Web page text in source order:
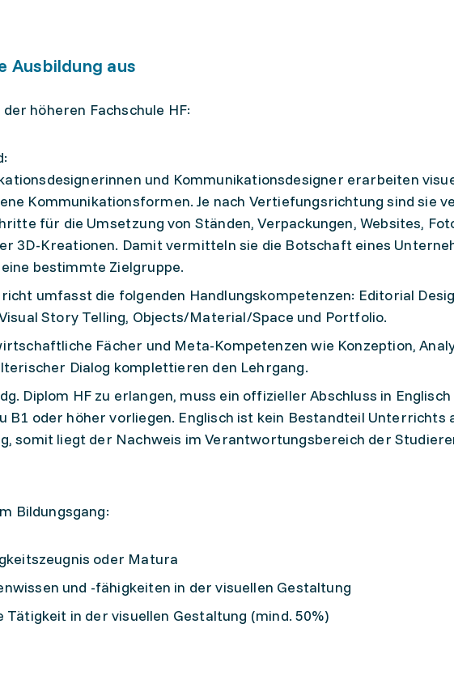
Ausbildung aus
höheren Fachschule HF:
und Kommunikationsdesigner erarbeiten
Kommunikationsformen. Je nach Vertiefungsrichtung sind sie
für die Umsetzung von Ständen, Verpackungen, Websites,
3D-Kreationen. Damit vermitteln sie die Botschaft eines
bestimmte Zielgruppe.
umfasst die folgenden Handlungskompetenzen: Editorial
Story Telling, Objects/Material/Space und Portfolio.
Fächer und Meta-Kompetenzen wie Konzeption,
Dialog komplettieren den Lehrgang.
Diplom HF zu erlangen, muss ein offizieller Abschluss in
B1 oder höher vorliegen. Englisch ist kein Bestandteil Unterrichts
somit liegt der Nachweis im Verantwortungsbereich der
Bildungsgang:
oder Matura
und -fähigkeiten in der visuellen Gestaltung
Tätigkeit in der visuellen Gestaltung (mind. 50%)